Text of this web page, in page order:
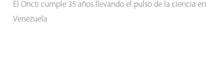
de
El Oncti cumple 35 años llevando el pulso de la ciencia en
Venezuela